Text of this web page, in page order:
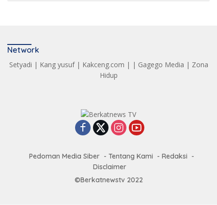
Network
Setyadi | Kang yusuf| Kakceng.com | | Gagego Media | Zona
Hidup
Pedoman Media Siber Tentang Kami
Redaksi
Disclaimer
©Berkatnewstv 2022